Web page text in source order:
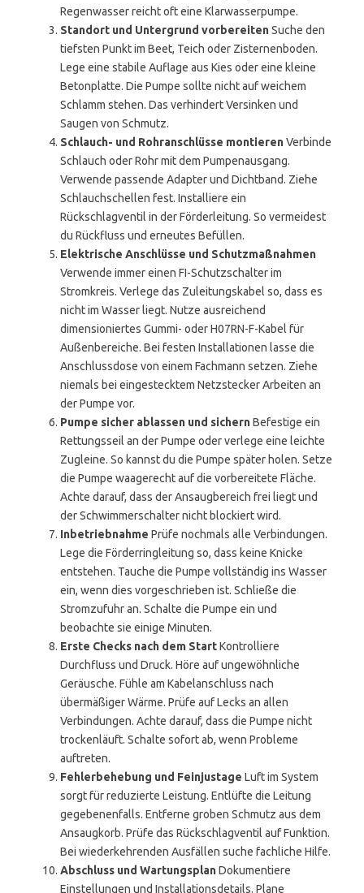
Regenwasser reicht oft eine Klarwasserpumpe.
Standort und Untergrund vorbereitenSuche den
tiefsten Punkt im Beet, Teich oder Zisternenboden.
Lege eine stabile Auflage aus Kies oder eine kleine
Betonplatte. Die Pumpe sollte nicht auf weichem
Schlamm stehen. Das verhindert Versinken und
Saugen von Schmutz.
Schlauch- und Rohranschlüsse montierenVerbinde
Schlauch oder Rohr mit dem Pumpenausgang.
Verwende passende Adapter und Dichtband. Ziehe
Schlauchschellen fest. Installiere ein
Rückschlagventil in der Förderleitung. So vermeidest
du Rückfluss und erneutes Befüllen.
Elektrische Anschlüsse und Schutzmaßnahmen
Verwende immer einen FI-Schutzschalter im
Stromkreis. Verlege das Zuleitungskabel so, dass es
nicht im Wasser liegt. Nutze ausreichend
dimensioniertes Gummi- oder H07RN-F-Kabel für
Außenbereiche. Bei festen Installationen lasse die
Anschlussdose von einem Fachmann setzen. Ziehe
niemals bei eingestecktem Netzstecker Arbeiten an
der Pumpe vor.
Pumpe sicher ablassen und sichernBefestige ein
Rettungsseil an der Pumpe oder verlege eine leichte
Zugleine. So kannst du die Pumpe später holen. Setze
die Pumpe waagerecht auf die vorbereitete Fläche.
Achte darauf, dass der Ansaugbereich frei liegt und
der Schwimmerschalter nicht blockiert wird.
Inbetriebnahme Prüfe nochmals alle Verbindungen.
Lege die Förderringleitung so, dass keine Knicke
entstehen. Tauche die Pumpe vollständig ins Wasser
ein, wenn dies vorgeschrieben ist. Schließe die
Stromzufuhr an. Schalte die Pumpe ein und
beobachte sie einige Minuten.
Erste Checks nach dem StartKontrolliere
Durchfluss und Druck. Höre auf ungewöhnliche
Geräusche. Fühle am Kabelanschluss nach
übermäßiger Wärme. Prüfe auf Lecks an allen
Verbindungen. Achte darauf, dass die Pumpe nicht
trockenläuft. Schalte sofort ab, wenn Probleme
auftreten.
Fehlerbehebung und Feinjustage Luft im System
sorgt für reduzierte Leistung. Entlüfte die Leitung
gegebenenfalls. Entferne groben Schmutz aus dem
Ansaugkorb. Prüfe das Rückschlagventil auf Funktion.
Bei wiederkehrenden Ausfällen suche fachliche Hilfe.
Abschluss und WartungsplanDokumentiere
Einstellungen und Installationsdetails. Plane